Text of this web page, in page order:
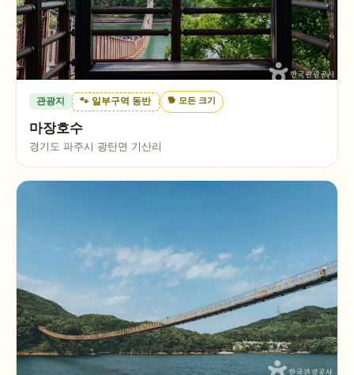
관광지 🐾 일부구역 동반 🐕 모든 크기
마장호수
경기도 파주시 광탄면 기산리